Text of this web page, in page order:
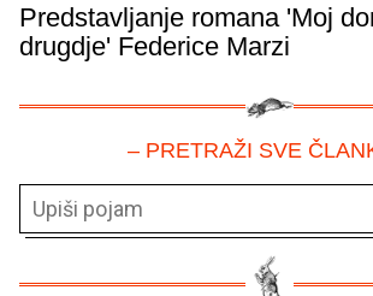
Predstavljanje romana 'Moj
drugdje' Federice Marzi
– PRETRAŽI SVE